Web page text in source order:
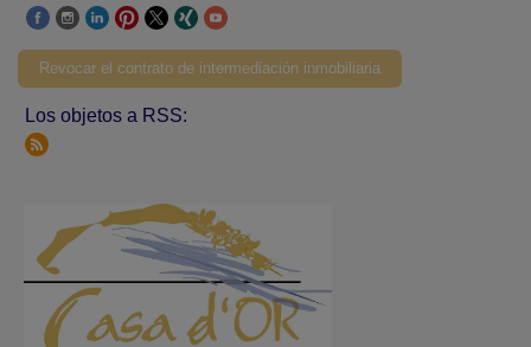
Revocar el contrato de intermediación inmobiliaria
Los objetos a RSS: